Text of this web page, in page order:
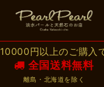
10000円以上のご購入
全国送料無料
離島・北海道を除く